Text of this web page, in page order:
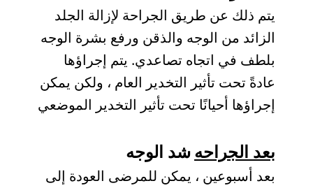
يتم ذلك عن طريق الجراحة لإزالة الجلد
الزائد من الوجه والذقن ورفع بشرة الوجه
بلطف في اتجاه تصاعدي. يتم إجراؤها
عادةً تحت تأثير التخدير العام ، ولكن يمكن
إجراؤها أحيانًا تحت تأثير التخدير الموضعي
بعد الجراحهشد الوجه
بعد أسبوعين ، يمكن للمرضى العودة إلى